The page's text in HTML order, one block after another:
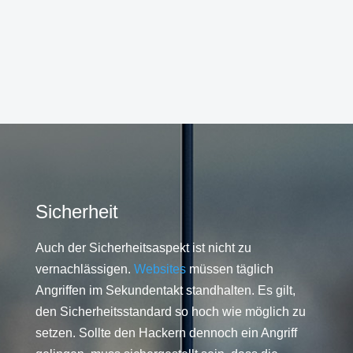
Sicherheit
Auch der Sicherheitsaspekt ist nicht zu
vernachlässigen. Websitesmüssen täglich
Angriffen im Sekundentakt standhalten. Es gilt,
den Sicherheitsstandard so hoch wie möglich zu
setzen. Sollte den Hackern dennoch ein Angriff